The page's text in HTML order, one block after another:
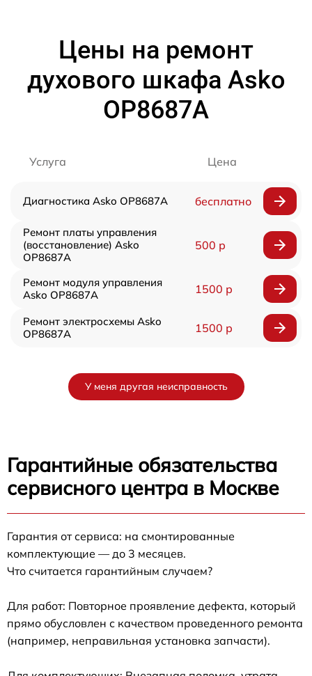
Цены на ремонт
духового шкафа Asko
OP8687A
Услуга Цена
Диагностика Asko OP8687A бесплатно
Ремонт платы управления
(восстановление) Asko
OP8687A
500 р
Ремонт модуля управления
Asko OP8687A
1500 р
Ремонт электросхемы Asko
OP8687A
1500 р
У меня другая неисправность
Гарантийные обязательства
сервисного центра в Москве
Гарантия от сервиса: на смонтированные
комплектующие — до 3 месяцев.
Что считается гарантийным случаем?
Для работ: Повторное проявление дефекта, который
прямо обусловлен с качеством проведенного ремонта
(например, неправильная установка запчасти).